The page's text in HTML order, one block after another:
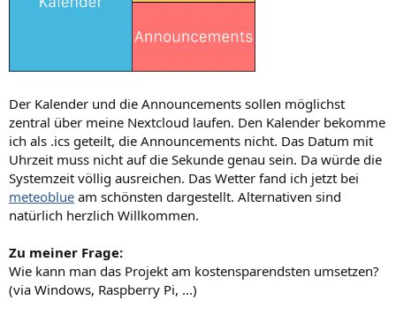
Der Kalender und die Announcements sollen möglichst
zentral über meine Nextcloud laufen. Den Kalender bekomme
ich als .ics geteilt, die Announcements nicht. Das Datum mit
Uhrzeit muss nicht auf die Sekunde genau sein. Da würde die
Systemzeit völlig ausreichen. Das Wetter fand ich jetzt bei
meteoblue am schönsten dargestellt. Alternativen sind
natürlich herzlich Willkommen.
Zu meiner Frage:
Wie kann man das Projekt am kostensparendsten umsetzen?
(via Windows, Raspberry Pi, ...)